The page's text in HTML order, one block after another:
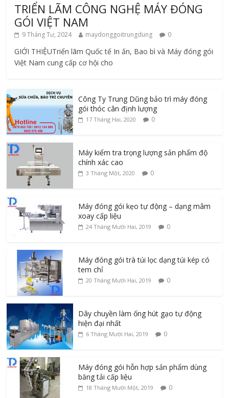
TRIỂN LÃM CÔNG NGHỆ MÁY ĐÓNG
GÓI VIỆT NAM
9 Tháng Tư, 2024 maydonggoitrungdung 0
GIỚI THIỆUTriển lãm Quốc tế In ấn, Bao bì và Máy đóng gói
Việt Nam cung cấp cơ hội cho
Công Ty Trung Dũng bảo trì máy đóng
gói thóc cân định lượng
17 Tháng Hai, 2020 0
Máy kiểm tra trọng lượng sản phẩm độ
chính xác cao
3 Tháng Một, 2020 0
Máy đóng gói kẹo tự động – dạng mâm
xoay cấp liệu
24 Tháng Mười Hai, 2019 0
Máy đóng gói trà túi lọc dạng túi kép có
tem chỉ
20 Tháng Mười Hai, 2019 0
Dây chuyền làm ống hút gạo tự động
hiện đại nhất
6 Tháng Mười Hai, 2019 0
Máy đóng gói hỗn hợp sản phẩm dùng
băng tải cấp liệu
18 Tháng Mười Một, 2019 0